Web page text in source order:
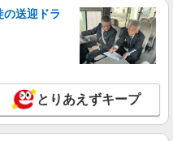
詳細を見る
ープホームで夜勤専従★日払
要
円 ＜日払い有/週払い有/交
ン代含む)＞
の送迎ドラ
とりあえずキープ